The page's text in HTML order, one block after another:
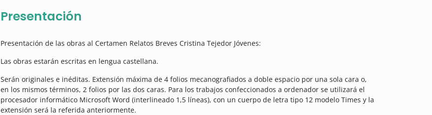
Presentación
Presentación de las obras al Certamen Relatos Breves Cristina Tejedor Jóvenes:
Las obras estarán escritas en lengua castellana.
Serán originales e inéditas. Extensión máxima de 4 folios mecanografiados a doble espacio por una sola cara o,
en los mismos términos, 2 folios por las dos caras. Para los trabajos confeccionados a ordenador se utilizará el
procesador informático Microsoft Word (interlineado 1,5 líneas), con un cuerpo de letra tipo 12 modelo Times y la
extensión será la referida anteriormente.